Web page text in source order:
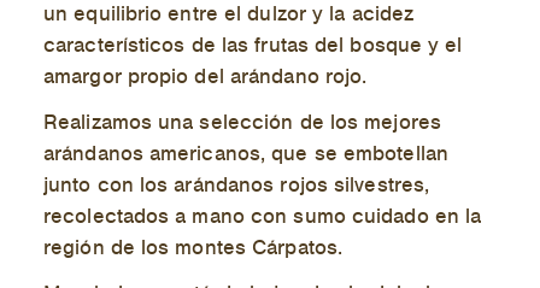
un equilibrio entre el dulzor y la acidez
característicos de las frutas del bosque y el
amargor propio del arándano rojo.
Realizamos una selección de los mejores
arándanos americanos, que se embotellan
junto con los arándanos rojos silvestres,
recolectados a mano con sumo cuidado en la
región de los montes Cárpatos.